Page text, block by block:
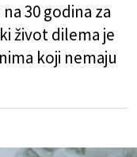
30 godina za
život dilema je
koji nemaju